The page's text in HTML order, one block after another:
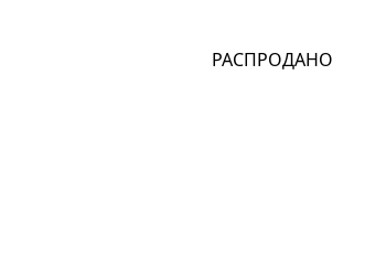
РАСПРОДАНО